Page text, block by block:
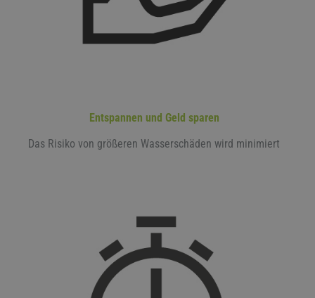
Entspannen und Geld sparen
Das Risiko von größeren Wasserschäden wird minimiert